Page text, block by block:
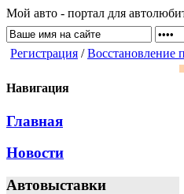
Мой авто - портал для
Регистрация /Восстановление
Навигация
Главная
Новости
Автовыставки